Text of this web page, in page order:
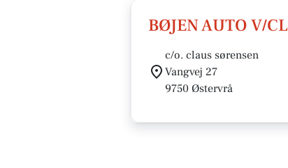
BØJEN AUTO V/
c/o. claus sørensen
Vangvej 27
9750 Østervrå